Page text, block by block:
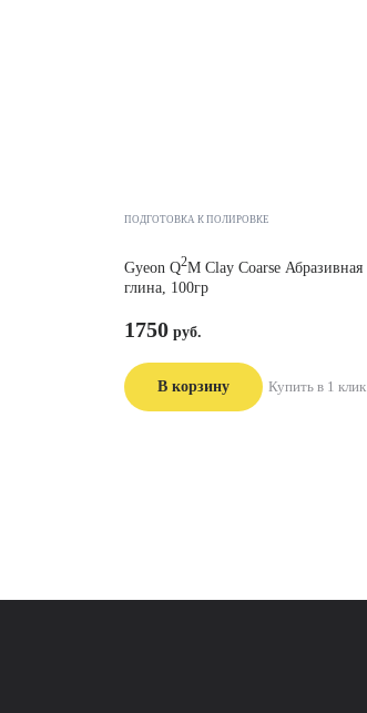
ПОДГОТОВКА К ПОЛИРОВКЕ
Gyeon Q2M Clay Coarse Абразивная
глина, 100гр
1750
В корзину Купить в 1 клик